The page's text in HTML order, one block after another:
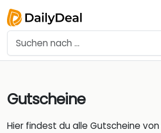
Gutscheine
Hier findest du alle Gutscheine